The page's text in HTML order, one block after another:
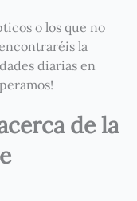
o los que no
la
diarias en
de la